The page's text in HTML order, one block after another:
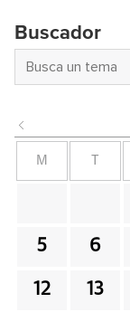
Buscador
M
5 6
12 13